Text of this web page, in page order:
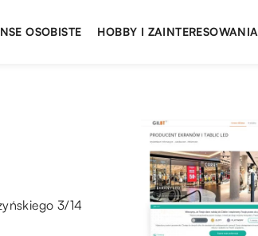
OSOBISTE HOBBY I ZAINTERESOWANIA
3/14